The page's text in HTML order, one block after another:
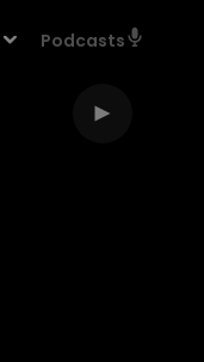
Podcasts